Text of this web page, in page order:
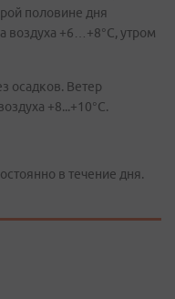
половине дня
воздуха +6…+8°C, утром
осадков. Ветер
+8...+10°C.
в течение дня.